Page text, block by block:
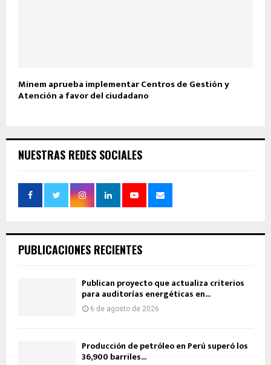
Minem aprueba implementar Centros de Gestión y
Atención a favor del ciudadano
NUESTRAS REDES SOCIALES
PUBLICACIONES RECIENTES
Publican proyecto que actualiza criterios
para auditorías energéticas en...
6 de agosto de 2026
Producción de petróleo en Perú superó los
36,900 barriles...